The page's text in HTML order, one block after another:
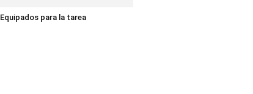
Equipados para la tarea